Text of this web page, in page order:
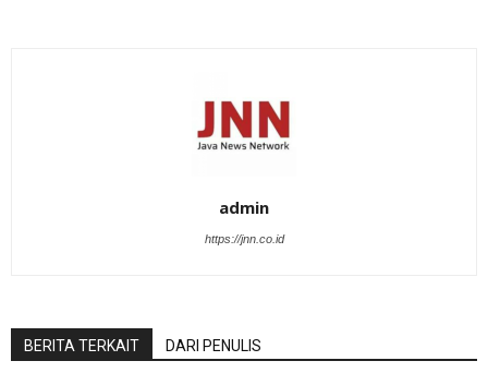
admin
https://jnn.co.id
BERITA TERKAIT DARI PENULIS